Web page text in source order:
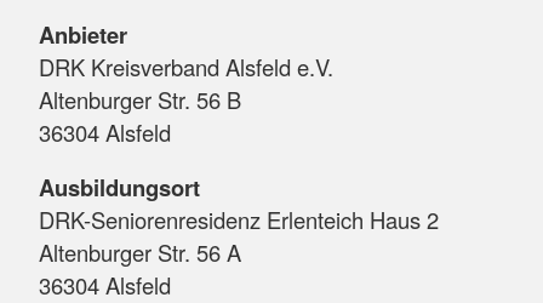
Anbieter
DRK Kreisverband Alsfeld e.V.
Altenburger Str. 56 B
36304 Alsfeld
Ausbildungsort
DRK-Seniorenresidenz Erlenteich Haus 2
Altenburger Str. 56 A
36304 Alsfeld